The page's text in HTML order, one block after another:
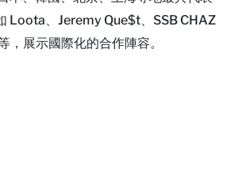
Loota、Jeremy Que$t、SSB CHAZ
，展示國際化的合作陣容。